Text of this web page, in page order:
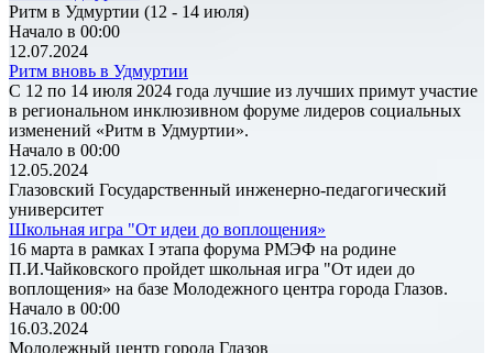
Ритм в Удмуртии (12 - 14 июля)
Начало в 00:00
12.07.2024
Ритм вновь в Удмуртии
С 12 по 14 июля 2024 года лучшие из лучших примут участие
в региональном инклюзивном форуме лидеров социальных
изменений «Ритм в Удмуртии».
Начало в 00:00
12.05.2024
Глазовский Государственный инженерно-педагогический
университет
Школьная игра "От идеи до воплощения»
16 марта в рамках I этапа форума РМЭФ на родине
П.И.Чайковского пройдет школьная игра "От идеи до
воплощения» на базе Молодежного центра города Глазов.
Начало в 00:00
16.03.2024
Молодежный центр города Глазов